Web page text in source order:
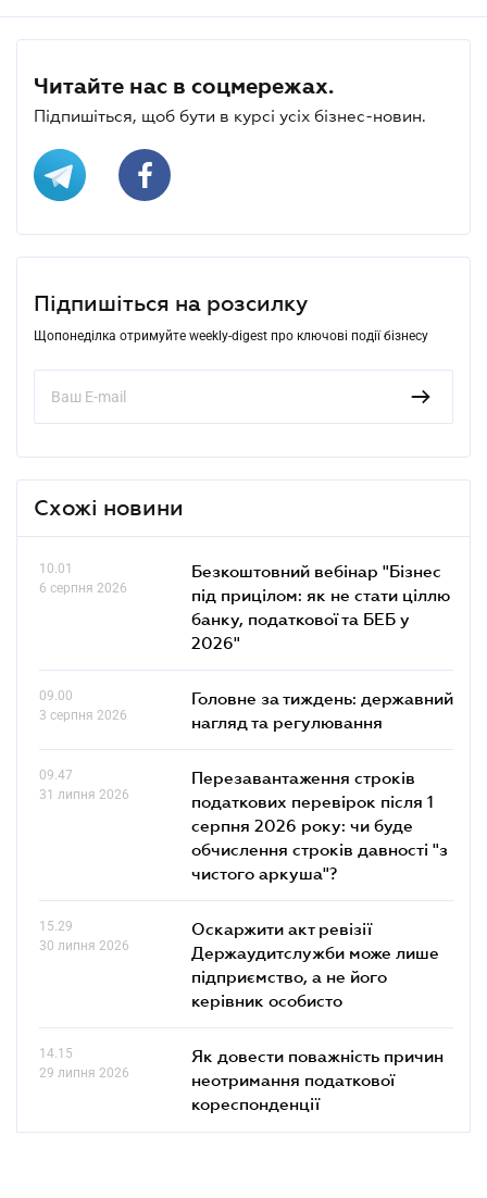
Читайте нас в соцмережах.
Підпишіться, щоб бути в курсі усіх бізнес-новин.
Підпишіться на розсилку
Щопонеділка отримуйте weekly-digest про ключові події бізнесу
Схожі новини
10.01
6 серпня 2026
Безкоштовний вебінар "Бізнес
під прицілом: як не стати ціллю
банку, податкової та БЕБ у
2026"
09.00
3 серпня 2026
Головне за тиждень: державний
нагляд та регулювання
09.47
31 липня 2026
Перезавантаження строків
податкових перевірок після 1
серпня 2026 року: чи буде
обчислення строків давності "з
чистого аркуша"?
15.29
30 липня 2026
Оскаржити акт ревізії
Держаудитслужби може лише
підприємство, а не його
керівник особисто
14.15
29 липня 2026
Як довести поважність причин
неотримання податкової
кореспонденції